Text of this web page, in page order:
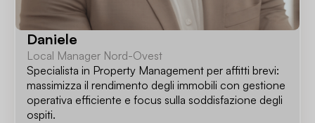
Daniele
Local Manager Nord-Ovest
Specialista in Property Management per affitti brevi:
massimizza il rendimento degli immobili con gestione
operativa efficiente e focus sulla soddisfazione degli
ospiti.